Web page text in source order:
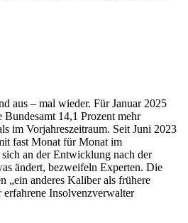
aus – mal wieder. Für Januar 2025
Bundesamt 14,1 Prozent mehr
im Vorjahreszeitraum. Seit Juni 2023
fast Monat für Monat im
an der Entwicklung nach der
ändert, bezweifeln Experten. Die
„ein anderes Kaliber als frühere
erfahrene Insolvenzverwalter